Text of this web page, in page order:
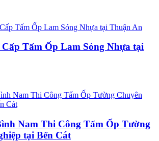
Tấm Ốp Lam Sóng Nhựa tại
Nam Thi Công Tấm Ốp Tường
tại Bến Cát